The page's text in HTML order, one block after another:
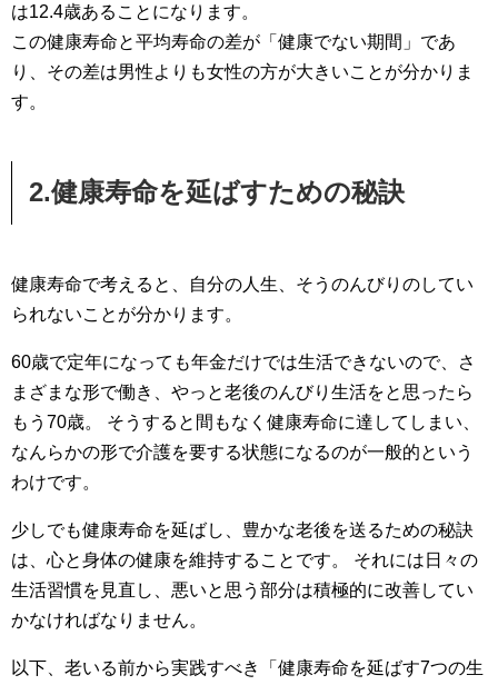
は12.4歳あることになります。
この健康寿命と平均寿命の差が「健康でない期間」であ
り、その差は男性よりも女性の方が大きいことが分かりま
す。
2.健康寿命を延ばすための秘訣
健康寿命で考えると、自分の人生、そうのんびりのしてい
られないことが分かります。
60歳で定年になっても年金だけでは生活できないので、さ
まざまな形で働き、やっと老後のんびり生活をと思ったら
もう70歳。 そうすると間もなく健康寿命に達してしまい、
なんらかの形で介護を要する状態になるのが一般的という
わけです。
少しでも健康寿命を延ばし、豊かな老後を送るための秘訣
は、心と身体の健康を維持することです。 それには日々の
生活習慣を見直し、悪いと思う部分は積極的に改善してい
かなければなりません。
以下、老いる前から実践すべき「健康寿命を延ばす7つの生